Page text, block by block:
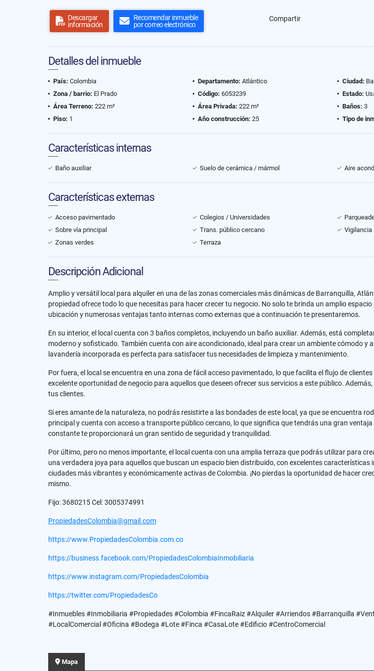
Descargar
información
Recomendar inmueble
por correo electrónico
Compartir
Detalles del inmueble
País: Colombia Departamento: Atlántico Ciudad:
Zona / barrio: El Prado Código: 6053239 Estado:
Área Terreno: 222 m² Área Privada: 222 m² Baños: 3
Piso: 1 Año construcción: 25 Tipo de
Características internas
Baño auxiliar Suelo de cerámica / mármol Aire
Características externas
Acceso pavimentado Colegios / Universidades
Sobre vía principal
Trans. público cercano Vigilancia
Zonas verdes
Terraza
Descripción Adicional
Amplio y versátil local para alquiler en una de las zonas comerciales más dinámicas de Barranquilla,
propiedad ofrece todo lo que necesitas para hacer crecer tu negocio. No solo te brinda un amplio
ubicación y numerosas ventajas tanto internas como externas que a continuación te presentaremos.
En su interior, el local cuenta con 3 baños completos, incluyendo un baño auxiliar. Además, está
moderno y sofisticado. También cuenta con aire acondicionado, ideal para crear un ambiente cómodo
lavandería incorporada es perfecta para satisfacer tus necesidades de limpieza y mantenimiento.
Por fuera, el local se encuentra en una zona de fácil acceso pavimentado, lo que facilita el flujo de
excelente oportunidad de negocio para aquellos que deseen ofrecer sus servicios a este público.
tus clientes.
Si eres amante de la naturaleza, no podrás resistirte a las bondades de este local, ya que se encuentra
principal y cuenta con acceso a transporte público cercano, lo que significa que tendrás una gran
constante te proporcionará un gran sentido de seguridad y tranquilidad.
Por último, pero no menos importante, el local cuenta con una amplia terraza que podrás utilizar para
una verdadera joya para aquellos que buscan un espacio bien distribuido, con excelentes
ciudades más vibrantes y económicamente activas de Colombia. ¡No pierdas la oportunidad de hacer
mismo.
Fijo: 3680215 Cel: 3005374991
PropiedadesColombia@gmail.com
https://www.PropiedadesColombia.com.co
https://business.facebook.com/PropiedadesColombiaInmobiliaria
https://www.instagram.com/PropiedadesColombia
https://twitter.com/PropiedadesCo
#Inmuebles #Inmobiliaria #Propiedades #Colombia #FincaRaiz #Alquiler #Arriendos #Barranquilla
#LocalComercial #Oficina #Bodega #Lote #Finca #CasaLote #Edificio #CentroComercial
Mapa